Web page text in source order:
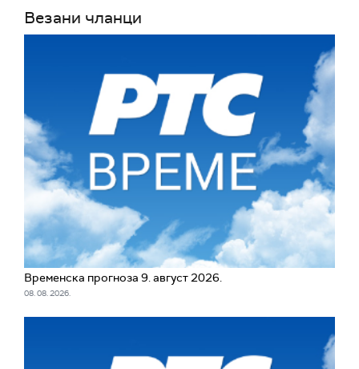
Везани чланци
Временска прогноза 9. август 2026.
08. 08. 2026.